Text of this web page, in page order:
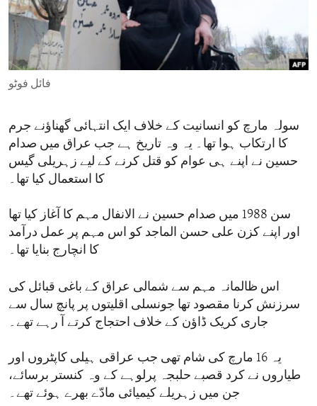
ENVIRONMENT AND HEALTH
IDEALS AND INSTITUTIONS
فائل فوٹو
سولہ مارچ کو انسانیت کے خلاف ایک انتہائی گھناؤنے جرم
کا ارتکاب ہوا تھا۔ یہ وہ تاریخ ہے جب عراق میں صدام
حسین نے اپنے ہی عوام کو قتل کرنے کے لیے زہریلی گیس
کا استعمال کیا تھا۔
سن 1988 میں صدام حسین نے الانفال مہم کا آغاز کیا تھا
اور اپنے کزن علی حسن الماجد کو اس مہم پر عمل درآمد
کا انچارج بنایا تھا۔
اس ظالمانہ مہم سے شمالی عراق کے باغی قبائل کی
سرزنش کرنا مقصود تھا جونسلی اقلیتوں پر پانچ سال سے
جاری کریک ڈاؤن کے خلاف احتجاج کرتے آ رہے تھے۔
یہ 16 مارچ کی شام تھی جب عراقی ہیلی کاپٹروں اور
طیاروں نے کرد قصبے حلبجہ پرلوہے کے وہ کنستر برسائے،
جن میں زہریلے کیمیائی مادّے بھرے ہوئے تھے۔